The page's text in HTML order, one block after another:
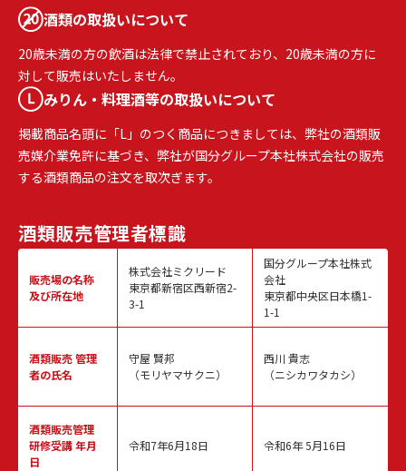
酒類の取扱いについて
20歳未満の方の飲酒は法律で禁止されており、20歳未満の方に
対して販売はいたしません。
みりん・料理酒等の取扱いについて
掲載商品名頭に「L」のつく商品につきましては、弊社の酒類販
売媒介業免許に基づき、弊社が国分グループ本社株式会社の販売
する酒類商品の注文を取次ぎます。
酒類販売管理者標識
販売場の名称
及び所在地
酒類販売管理
者の氏名
酒類販売管理
研修受講 年月
日
株式会社ミクリード
東京都新宿区西新宿2-
3-1
守屋 賢邦
（モリヤマサクニ）
令和7年6月18日
国分グループ本社株式
会社
東京都中央区日本橋1-
1-1
西川 貴志
（ニシカワタカシ）
令和6年 5月16日